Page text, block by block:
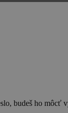
budeš ho môcť